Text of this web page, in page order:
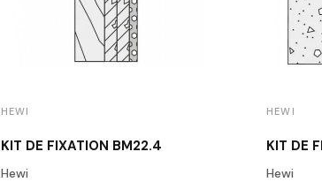
HEWI
KIT DE FIXATION BM22.4
Hewi
HEWI
KIT DE
Hewi